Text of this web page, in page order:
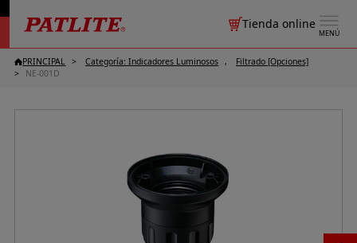
MENÚ
Tienda online
PRINCIPAL Categoría: Indicadores Luminosos
Filtrado [Opciones]
NE-001D